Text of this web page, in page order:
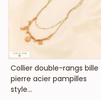
VOIR LE PRIX
Collier double-rangs bille
pierre acier pampilles
style...